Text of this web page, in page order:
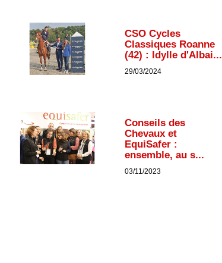
CSO Cycles
Classiques Roanne
(42) : Idylle d'Albai...
29/03/2024
Conseils des
Chevaux et
EquiSafer :
ensemble, au s...
03/11/2023